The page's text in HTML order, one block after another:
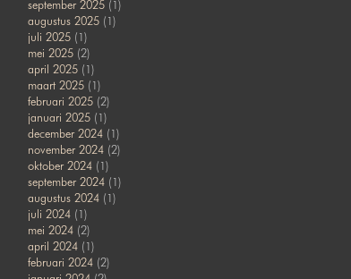
september 2025(1)
augustus 2025(1)
juli 2025(1)
mei 2025(2)
april 2025(1)
maart 2025(1)
februari 2025(2)
januari 2025(1)
december 2024(1)
november 2024(2)
oktober 2024(1)
september 2024(1)
augustus 2024(1)
juli 2024(1)
mei 2024(2)
april 2024(1)
februari 2024(2)